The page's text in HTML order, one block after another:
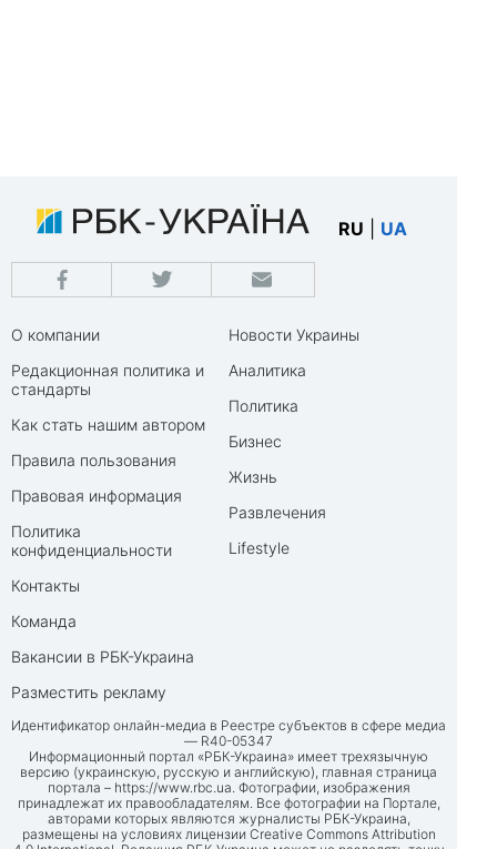
RU UA
О компании
Редакционная политика и
стандарты
Как стать нашим автором
Правила пользования
Правовая информация
Политика
конфиденциальности
Контакты
Команда
Вакансии в РБК-Украина
Разместить рекламу
Новости Украины
Аналитика
Политика
Бизнес
Жизнь
Развлечения
Lifestyle
Идентификатор онлайн-медиа в Реестре субъектов в сфере медиа
— R40-05347
Информационный портал «РБК-Украина» имеет трехязычную
версию (украинскую, русскую и английскую), главная страница
портала – https://www.rbc.ua. Фотографии, изображения
принадлежат их правообладателям. Все фотографии на Портале,
авторами которых являются журналисты РБК-Украина,
размещены на условиях лицензии Creative Commons Attribution